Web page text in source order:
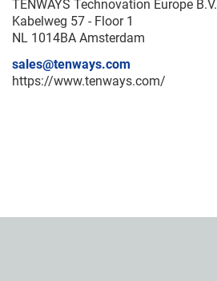
TENWAYS Technovation Europe B.V.
Kabelweg 57 - Floor 1
NL 1014BA Amsterdam
sales@tenways.com
https://www.tenways.com/